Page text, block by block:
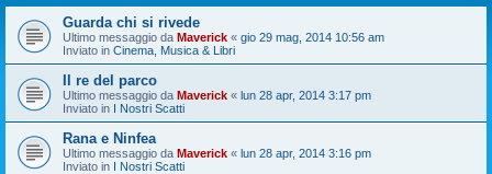
Guarda chi si rivede
Ultimo messaggio da Maverick « gio 29 mag, 2014 10:56 am
Inviato in Cinema, Musica & Libri
Il re del parco
Ultimo messaggio da Maverick « lun 28 apr, 2014 3:17 pm
Inviato in I Nostri Scatti
Rana e Ninfea
Ultimo messaggio da Maverick « lun 28 apr, 2014 3:16 pm
Inviato in I Nostri Scatti